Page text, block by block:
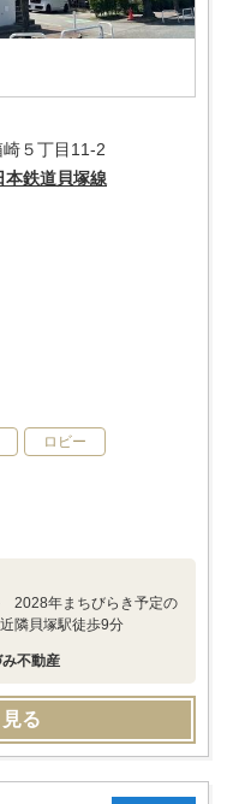
崎５丁目11-2
本鉄道貝塚線
ロビー
2028年まちびらき予定の
隣貝塚駅徒歩9分
不動産
る